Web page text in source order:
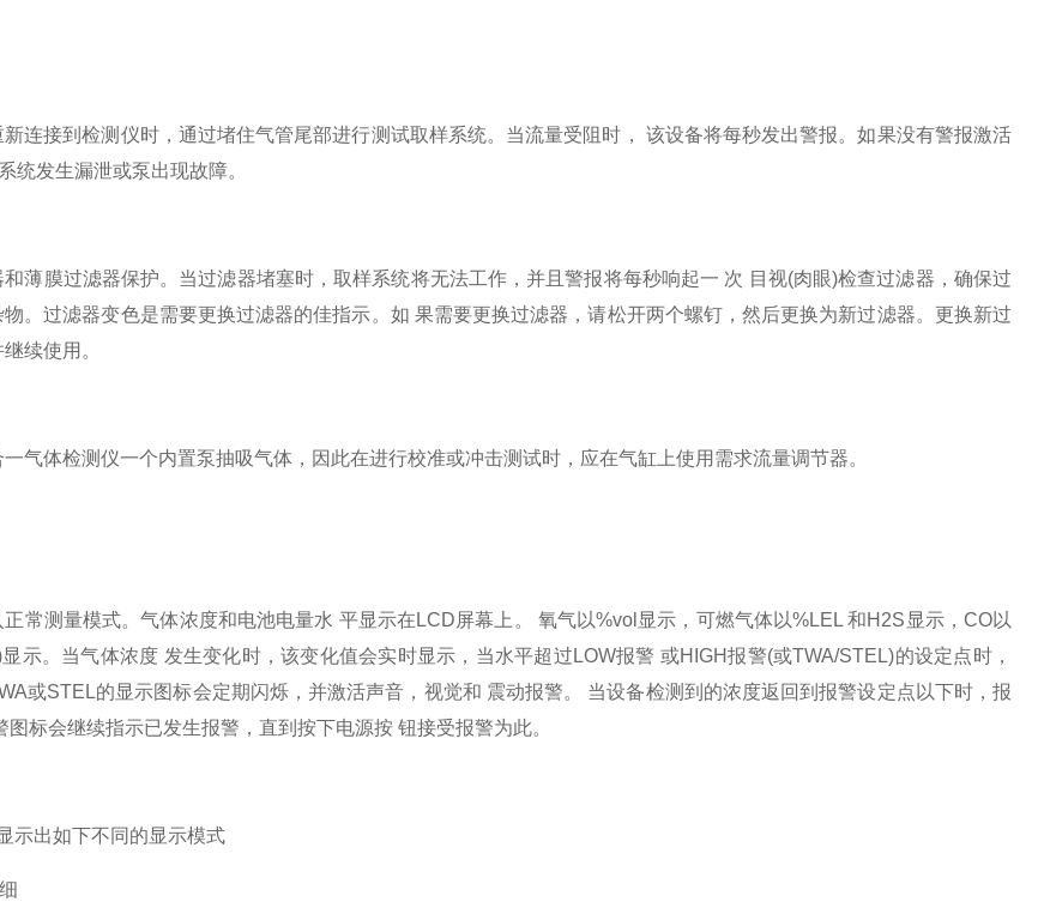
连接到检测仪时，通过堵住气管尾部进行测试取样系统。当流量受阻时， 该设备将每秒发出警报。如果没有警报激活
统发生漏泄或泵出现故障。
薄膜过滤器保护。当过滤器堵塞时，取样系统将无法工作，并且警报将每秒响起一 次 目视(肉眼)检查过滤器，确保过
。过滤器变色是需要更换过滤器的佳指示。如 果需要更换过滤器，请松开两个螺钉，然后更换为新过滤器。更换新过
续使用。
气体检测仪一个内置泵抽吸气体，因此在进行校准或冲击测试时，应在气缸上使用需求流量调节器。
常测量模式。气体浓度和电池电量水 平显示在LCD屏幕上。 氧气以%vol显示，可燃气体以%LEL 和H2S显示，CO以
示。当气体浓度 发生变化时，该变化值会实时显示，当水平超过LOW报警 或HIGH报警(或TWA/STEL)的设定点时，
或STEL的显示图标会定期闪烁，并激活声音，视觉和 震动报警。 当设备检测到的浓度返回到报警设定点以下时，报
图标会继续指示已发生报警，直到按下电源按 钮接受报警为此。
出如下不同的显示模式